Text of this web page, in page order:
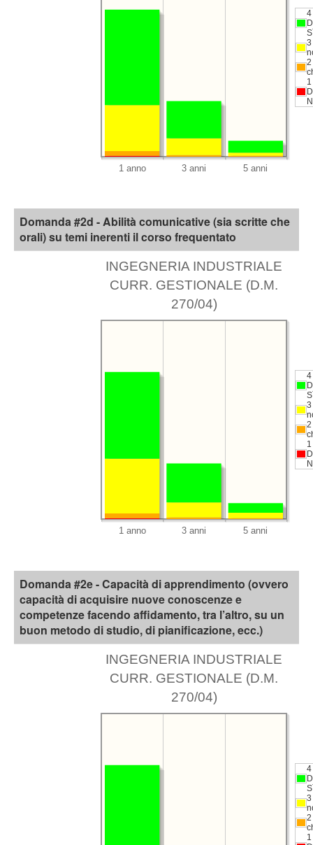
4
3
2
Domanda #2d - Abilità comunicative (sia scritte che
orali) su temi inerenti il corso frequentato
INGEGNERIA INDUSTRIALE
CURR. GESTIONALE (D.M.
270/04)
4
3
2
Domanda #2e - Capacità di apprendimento (ovvero
capacità di acquisire nuove conoscenze e
competenze facendo affidamento, tra l’altro, su un
buon metodo di studio, di pianificazione, ecc.)
INGEGNERIA INDUSTRIALE
CURR. GESTIONALE (D.M.
270/04)
4
3
2